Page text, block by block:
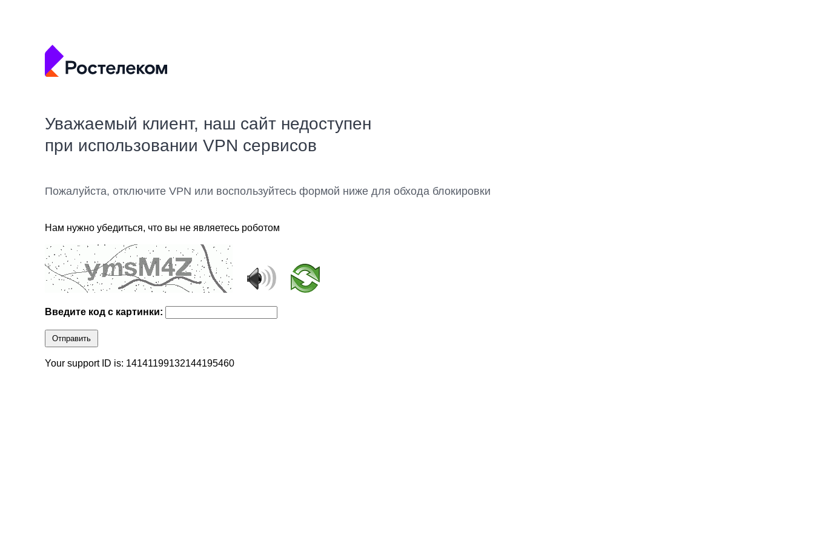
Уважаемый клиент, наш сайт недоступен
при использовании VPN сервисов
Пожалуйста, отключите VPN или воспользуйтесь формой ниже для обхода блокировки
Нам нужно убедиться, что вы не являетесь роботом
Введите код с картинки:
Отправить
Your support ID is: 14141199132144195460